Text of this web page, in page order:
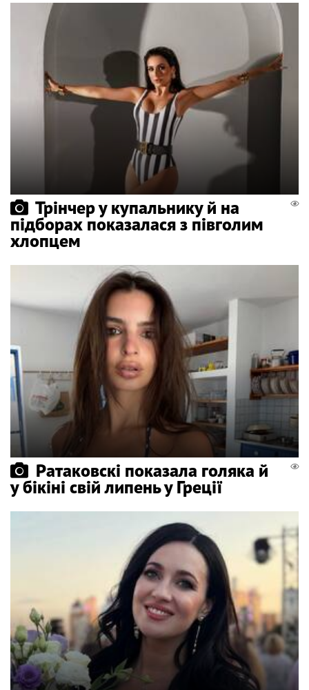
Трінчер у купальнику й на
підборах показалася з півголим
хлопцем
Ратаковскі показала голяка й
у бікіні свій липень у Греції